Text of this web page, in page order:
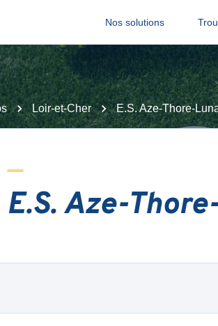
Nos solutions
Loir-et-Cher E.S. Aze-Thore-
E.S. Aze-